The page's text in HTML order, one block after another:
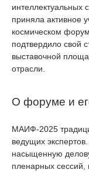
интеллектуальных
приняла активное
космическом
подтвердило свой
выставочной
отрасли.
О форуме и
МАИФ-2025
ведущих
насыщенную
пленарных сессий,